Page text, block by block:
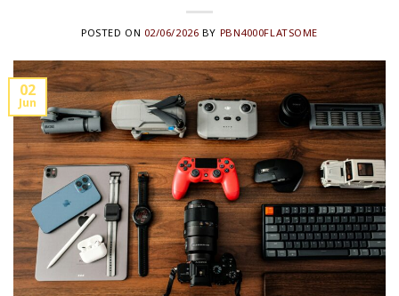
POSTED ON 02/06/2026 BY PBN4000FLATSOME
02
Jun